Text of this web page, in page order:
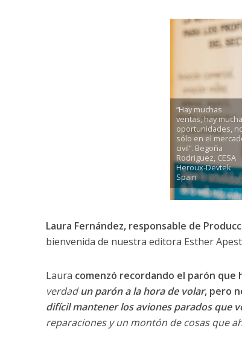
“Hay muchas
ventas, hay
oportunidades,
sólo en el
civil”. Begoña
Rodriguez, CESA
Heroux-Devtek
Spain
Laura Fernández, responsable de
bienvenida de nuestra editora Esther
Laura comenzó recordando el parón que
verdadun parón a la hora de volar, pero
difícil mantener los aviones parados que
reparaciones y un montón de cosas que